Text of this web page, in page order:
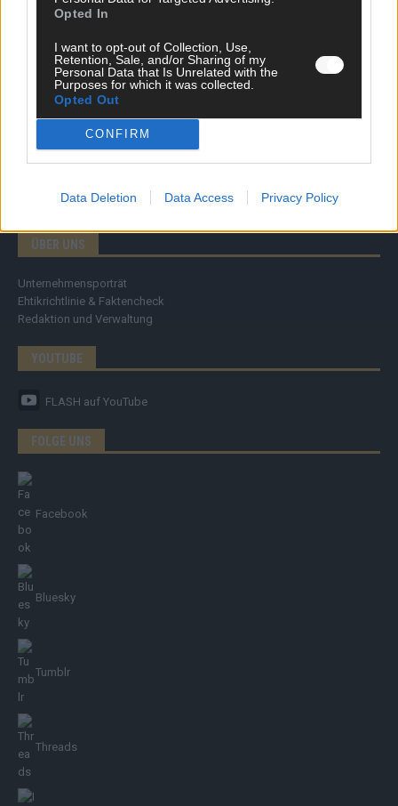
Opted In
I want to opt-out of Collection, Use,
Retention, Sale, and/or Sharing of my
Personal Data that Is Unrelated with the
Purposes for which it was collected.
Opted Out
CONFIRM
Data Deletion Data Access Privacy Policy
Meinung
Eurovision
FLASH – DAS VIDEOPORTAL
ÜBER UNS
Unternehmensporträt
Ehtikrichtlinie & Faktencheck
Redaktion und Verwaltung
YOUTUBE
FLASH auf YouTube
FOLGE UNS
Facebook
Bluesky
Tumblr
Threads